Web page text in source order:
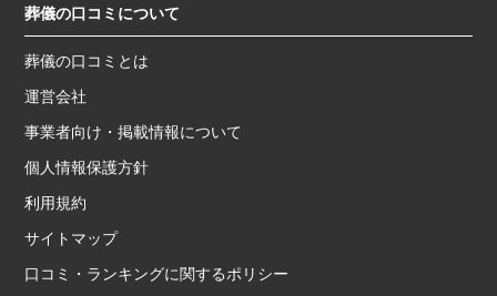
葬儀の口コミについて
葬儀の口コミとは
運営会社
事業者向け・掲載情報について
個人情報保護方針
利用規約
サイトマップ
口コミ・ランキングに関するポリシー